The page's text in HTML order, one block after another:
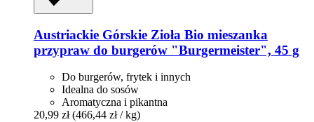
Austriackie Górskie Zioła Bio mieszanka
przypraw do burgerów "Burgermeister", 45 g
Do burgerów, frytek i innych
Idealna do sosów
Aromatyczna i pikantna
20,99 zł (466,44 zł / kg)